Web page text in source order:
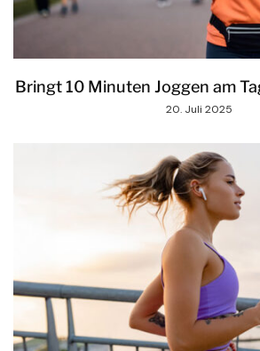
Bringt 10 Minuten Joggen am
20. Juli 2025